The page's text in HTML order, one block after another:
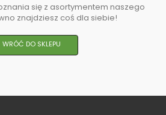
się z asortymentem naszego
znajdziesz coś dla siebie!
WRÓĆ DO SKLEPU